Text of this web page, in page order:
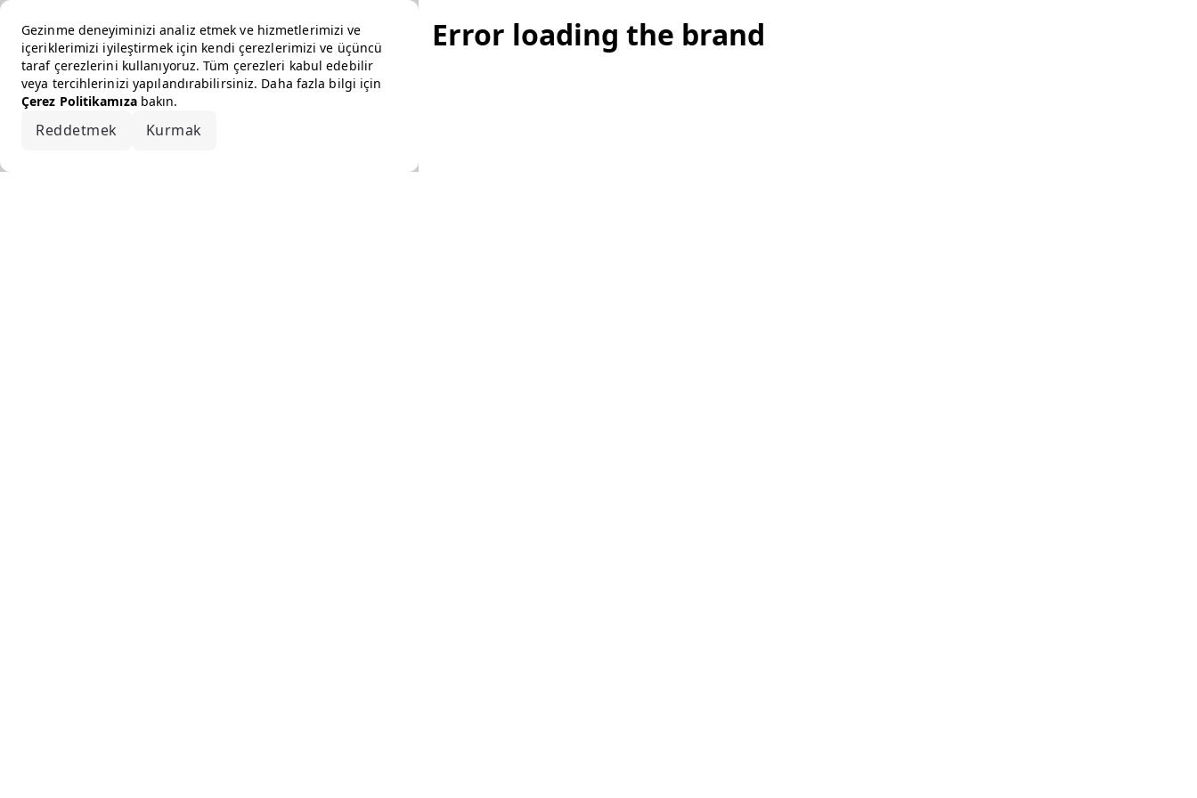
Gezinme deneyiminizi analiz etmek ve hizmetlerimizi ve
içeriklerimizi iyileştirmek için kendi çerezlerimizi ve üçüncü
taraf çerezlerini kullanıyoruz. Tüm çerezleri kabul edebilir
veya tercihlerinizi yapılandırabilirsiniz. Daha fazla bilgi için
Çerez Politikamızabakın.
Reddetmek Kurmak
Error loading the brand